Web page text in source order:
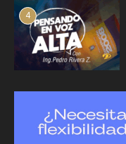
4